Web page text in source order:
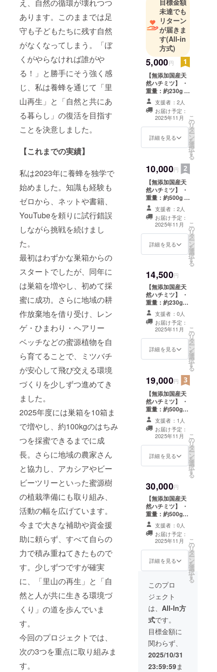
え、自然の循環が壊れつつ
あります。このままでは足
守も子どもたちに残す自然
がなくなってしまう。「ぼ
くがやらなければ誰がや
る！」と勝手にそう強く感
じ、私は養蜂を通じて「里
山再生」と「自然と共にあ
る暮らし」の復活を目指す
ことを決意しました。
【これまでの実績】
私は2023年に養蜂を独学で
始めました。知識も経験も
ゼロから、ネットや書籍、
YouTubeを頼りに試行錯誤
しながら挑戦を続けまし
た。
最初はわずかな巣箱からの
スタートでしたが、同年に
は巣箱を増やし、初めて採
蜜に成功。さらに地域の耕
作放棄地を借り受け、レン
ゲ・ひまわり・ヘアリー
ベッチなどの蜜源植物を自
ら育てることで、ミツバチ
が安心して飛び交える環境
づくりを少しずつ進めてき
ました。
2025年度には巣箱を10箱ま
で増やし、約100kgのはちみ
つを採蜜できるまでに成
長。さらに地域の農家さん
と協力し、アカシアやビー
ビーツリーといった蜜源樹
の植栽準備にも取り組み、
活動の幅を広げています。
今まで大きな補助や資金援
助に頼らず、すべて自らの
力で積み重ねてきたもので
す。少しずつですが確実
に、「里山の再生」と「自
然と人が共に生きる環境づ
くり」の道を歩んでいま
す。
今回のプロジェクトでは、
次の3つを重点に取り組みま
す。
今は空家に
なってし
まって今に
もつぶれそ
うですｗｗ
夢はこの家
をリノベー
ションして
またお風呂
にはいれる
ようにした
いです。
目標金額
未達でも
リターン
が届きま
す(All-in
方式)
5,000円
【無添加国産天
然ハチミツ】 ・
重量：約230g ・
保存方法：直射
日光をさけ常温
保存 ・消費期限
もしくは賞味期
限：製造日から
約2年 ・原材
未満の乳児には
食べさせないで
下さい。 ＊温度
が下がると白く
結晶化しますが
品質には問題あ
りません。 ＊返
礼品の送料込み
支援者：2人
お届け予定：
2025年11月
詳細を見る
こ
の
リ
タ
ー
ン
を
選
択
す
る
10,000円
【無添加国産天
然ハチミツ】 ・
重量：約500g ・
保存方法：直射
日光をさけ常温
保存 ・消費期限
もしくは賞味期
限：製造日から
約2年 ・原材
未満の乳児には
食べさせないで
下さい。 ＊温度
が下がると白く
結晶化しますが
品質には問題あ
りません。 ＊返
礼品の送料込み
支援者：2人
お届け予定：
2025年11月
詳細を見る
こ
の
リ
タ
ー
ン
を
選
択
す
る
14,500円
【無添加国産天
然ハチミツ】 ・
重量：約230g×1
個 約500g×1個
・保存方法：直
射日光をさけ常
温保存 ・消費期
限もしくは賞味
期限：製造日か
（国産） ＊1歳
未満の乳児には
食べさせないで
下さい。 ＊温度
が下がると白く
結晶化しますが
品質には問題あ
りません。 ＊返
支援者：0人
お届け予定：
2025年11月
詳細を見る
こ
の
リ
タ
ー
ン
を
選
択
す
る
19,000円
【無添加国産天
然ハチミツ】 ・
重量：約500g×2
個 ・保存方
法：直射日光を
さけ常温保存 ・
消費期限もしく
は賞味期限：製
造日から約2年
＊1歳未満の乳児
には食べさせな
いで下さい。 ＊
温度が下がると
白く結晶化しま
すが品質には問
題ありません。
＊返礼品の送料
込み
支援者：1人
お届け予定：
2025年11月
詳細を見る
こ
の
リ
タ
ー
ン
を
選
択
す
る
30,000円
【無添加国産天
然ハチミツ】 ・
重量：約500g×2
個 約230個×1
個 ・保存方
法：直射日光を
さけ常温保存 ・
消費期限もしく
は賞味期限：製
料の原産地：は
＊1歳未満の乳児
には食べさせな
いで下さい。 ＊
温度が下がると
白く結晶化しま
すが品質には問
題ありません。
＊返礼品の送料
支援者：0人
お届け予定：
2025年11月
詳細を見る
こ
の
リ
タ
ー
ン
を
選
択
す
る
このプロ
ジェクト
は、 All-In方
式です。
目標金額に
関わらず、
2025/10/31
23:59:59ま